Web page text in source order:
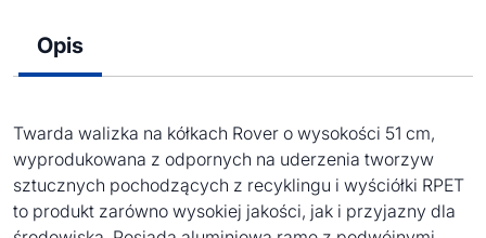
Opis
Twarda walizka na kółkach Rover o wysokości 51 cm,
wyprodukowana z odpornych na uderzenia tworzyw
sztucznych pochodzących z recyklingu i wyściółki RPET
to produkt zarówno wysokiej jakości, jak i przyjazny dla